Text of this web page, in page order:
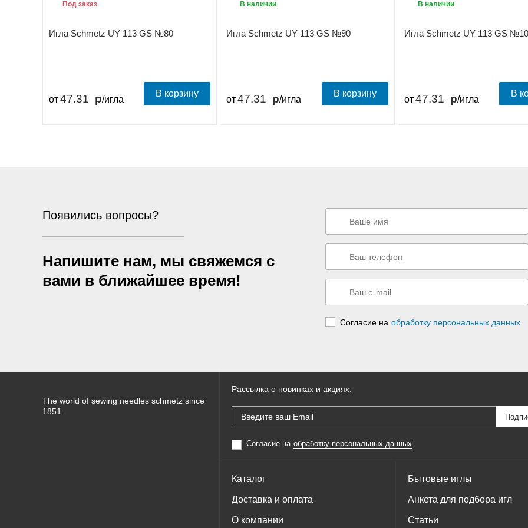
Игла Schmetz UY 113 GS №80
Под заказ
от47.31 /игла
В корзину
Игла Schmetz UY 113 GS №90
В наличии
от47.31 /игла
В корзину
Игла Schmetz UY 113 GS
В наличии
от 47.31 /игла
В
Появились вопросы?
Напишите нам, мы свяжемся с
вами в ближайшее время!
Согласие на обработку персональных данных
The world of sewing needles schmetz since
1851.
Рассылка о новинках и акциях:
Согласие на обработку персональных данных
Каталог
Доставка и оплата
О компании
Бытовые иглы
Анкета для подбора игл
Статьи